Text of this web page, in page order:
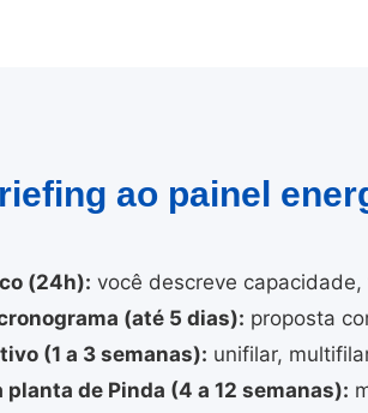
ao painel
(24h): você descreve
(até 5 dias): proposta
(1 a 3 semanas): unifilar,
planta de Pinda (4 a 12 semanas):